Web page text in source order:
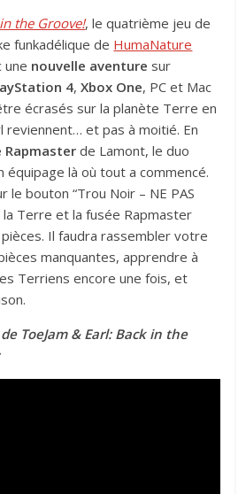
the Groove!, le quatrième jeu de
funkadélique de HumaNature
une nouvelle aventure sur
4,Xbox One, PC et Mac
écrasés sur la planète Terre en
reviennent… et pas à moitié. En
Rapmaster de Lamont, le duo
équipage là où tout a commencé.
le bouton “Trou Noir – NE PAS
la Terre et la fusée Rapmaster
Il faudra rassembler votre
manquantes, apprendre à
Terriens encore une fois, et
ToeJam & Earl: Back in the